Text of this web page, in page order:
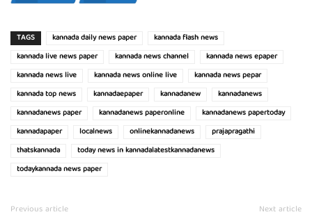
TAGS kannada daily news paper
kannada flash news
kannada live news paper
kannada news channel
kannada news epaper
kannada news live
kannada news online live
kannada news pepar
kannada top news
kannadaepaper kannadanew
kannadanews
kannadanews paper
kannadanews paperonline
kannadanews papertoday
kannadapaper
localnews onlinekannadanews
prajapragathi
thatskannada
today news in kannadalatestkannadanews
todaykannada news paper
Previous article Next article